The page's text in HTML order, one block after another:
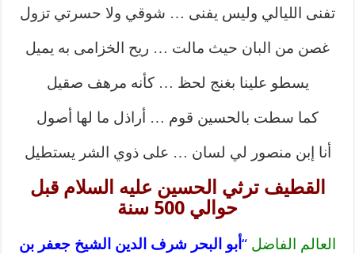
تفنى الليالي وليس يفنى … شوقي ولا حسرتي تزول
غصن من البان حيث مالت … ريح الخزامى به يميل
يسطو علينا بغنج لحظ … كأنه مرهف صقيل
كما سطت بالحسين قوم … أراذل ما لها أصول
أنا إبن منصور لي لسان … على ذوي الشر يستطيل
القطيف ترثي الحسين عليه السلام قبل
حوالي 500 سنة
العالم الفاضل “ أبو البحر شرف الدين الشيخ جعفر بن